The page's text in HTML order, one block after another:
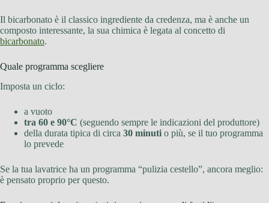
Il bicarbonato è il classico ingrediente da credenza, ma è anche un
composto interessante, la sua chimica è legata al concetto di
bicarbonato.
Quale programma scegliere
Imposta un ciclo:
a vuoto
tra 60 e 90°C (seguendo sempre le indicazioni del produttore)
della durata tipica di circa 30 minuti o più, se il tuo programma
lo prevede
Se la tua lavatrice ha un programma “pulizia cestello”, ancora meglio:
è pensato proprio per questo.